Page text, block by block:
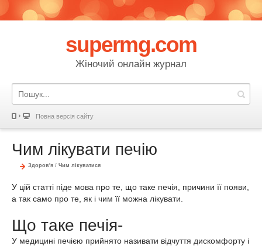
supermg.com
Жіночий онлайн журнал
Повна версія сайту
Чим лікувати печію
Здоров'я / Чим лікуватися
У цій статті піде мова про те, що таке печія, причини її появи,
а так само про те, як і чим її можна лікувати.
Що таке печія-
У медицині печією прийнято називати відчуття дискомфорту і